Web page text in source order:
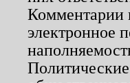
Комментарии
электронное